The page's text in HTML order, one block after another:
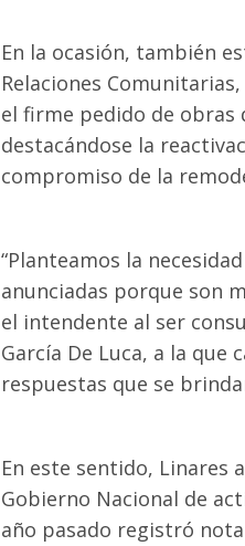
En la ocasión, también
Relaciones
el firme pedido de obras
destacándose la
compromiso de la
“Planteamos la
anunciadas porque son
el intendente al ser
García De Luca, a la que
respuestas que se
En este sentido, Linares
Gobierno Nacional de
año pasado registró